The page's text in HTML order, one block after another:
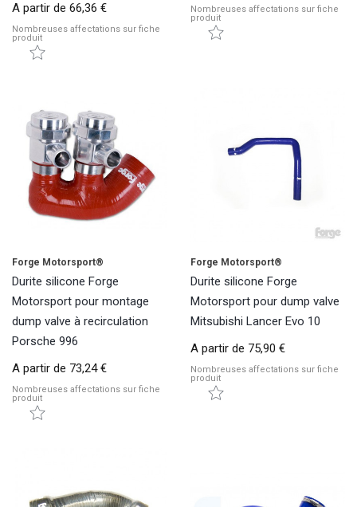
A partir de 66,36 €
Nombreuses affectations sur fiche
produit
Nombreuses affectations sur fiche
produit
Forge Motorsport®
Durite silicone Forge
Motorsport pour montage
dump valve à recirculation
Porsche 996
A partir de 73,24 €
Nombreuses affectations sur fiche
produit
Forge Motorsport®
Durite silicone Forge
Motorsport pour dump valve
Mitsubishi Lancer Evo 10
A partir de 75,90 €
Nombreuses affectations sur fiche
produit